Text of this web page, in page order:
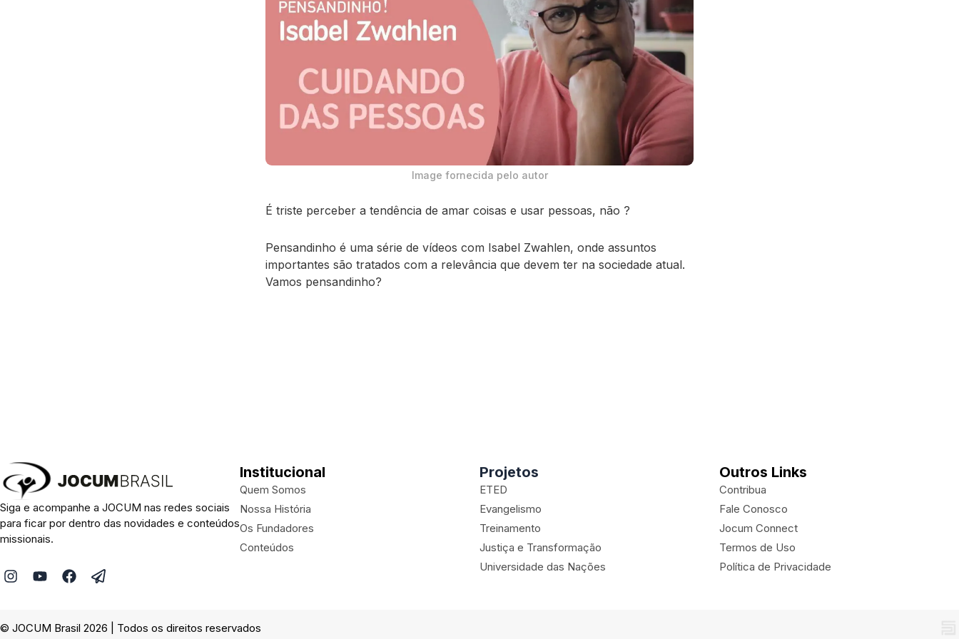
Image fornecida pelo autor
É triste perceber a tendência de amar coisas e usar pessoas, não ?
Pensandinho é uma série de vídeos com Isabel Zwahlen, onde assuntos
importantes são tratados com a relevância que devem ter na sociedade atual.
Vamos pensandinho?
Siga e acompanhe a JOCUM nas redes sociais
para ficar por dentro das novidades e conteúdos
missionais.
I
n
a
Y
o
u
F
a
b
P
a
r
Institucional
Quem Somos
Nossa História
Os Fundadores
Conteúdos
Projetos
ETED
Evangelismo
Treinamento
Justiça e Transformação
Universidade das Nações
Outros Links
Contribua
Fale Conosco
Jocum Connect
Termos de Uso
Política de Privacidade
© JOCUM Brasil 2026 | Todos os direitos reservados